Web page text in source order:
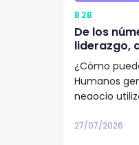
B2B
De los
liderazgo,
Jaramillo
¿Cómo
Humanos
negocio
visión de
27/07/2026